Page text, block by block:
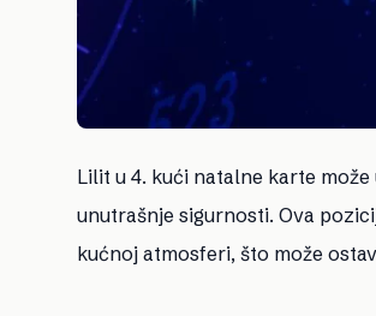
Lilit u 4. kući natalne karte
unutrašnje sigurnosti. Ova
kućnoj atmosferi, što može